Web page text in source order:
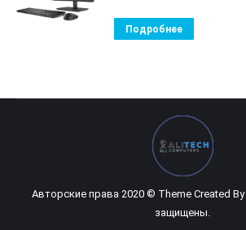
Подробнее
Авторские права 2020 © Theme Created By
защищены.